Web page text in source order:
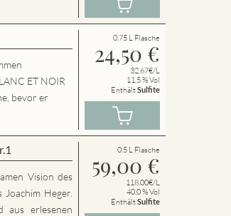
ET NOIR
bevor er
0.75 L Flasche
24,50 €
32.67€/L
11.5 % Vol
EnthältSulfite
Vision des
Heger.
aus erlesenen
0.5 L Flasche
59,00 €
118.00€/L
40.0 % Vol
EnthältSulfite